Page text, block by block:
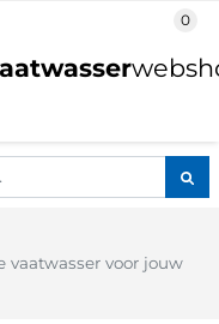
vaatwasser voor jouw